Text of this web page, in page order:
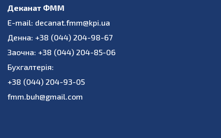
Деканат ФММ
E-mail: decanat.fmm@kpi.ua
Денна: +38 (044) 204-98-67
Заочна: +38 (044) 204-85-06
Бухгалтерія:
+38 (044) 204-93-05
fmm.buh@gmail.com